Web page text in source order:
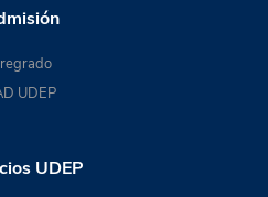
UDEP
UDEP